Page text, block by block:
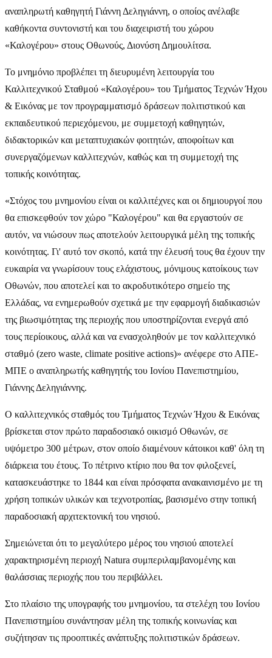
αναπληρωτή καθηγητή Γιάννη Δεληγιάννη, ο οποίος ανέλαβε
καθήκοντα συντονιστή και του διαχειριστή του χώρου
«Καλογέρου» στους Οθωνούς, Διονύση Δημουλίτσα.
Το μνημόνιο προβλέπει τη διευρυμένη λειτουργία του
Καλλιτεχνικού Σταθμού «Καλογέρου» του Τμήματος Τεχνών Ήχου
& Εικόνας με τον προγραμματισμό δράσεων πολιτιστικού και
εκπαιδευτικού περιεχόμενου, με συμμετοχή καθηγητών,
διδακτορικών και μεταπτυχιακών φοιτητών, αποφοίτων και
συνεργαζόμενων καλλιτεχνών, καθώς και τη συμμετοχή της
τοπικής κοινότητας.
«Στόχος του μνημονίου είναι οι καλλιτέχνες και οι δημιουργοί που
θα επισκεφθούν τον χώρο "Καλογέρου" και θα εργαστούν σε
αυτόν, να νιώσουν πως αποτελούν λειτουργικά μέλη της τοπικής
κοινότητας. Γι' αυτό τον σκοπό, κατά την έλευσή τους θα έχουν την
ευκαιρία να γνωρίσουν τους ελάχιστους, μόνιμους κατοίκους των
Οθωνών, που αποτελεί και το ακροδυτικότερο σημείο της
Ελλάδας, να ενημερωθούν σχετικά με την εφαρμογή διαδικασιών
της βιωσιμότητας της περιοχής που υποστηρίζονται ενεργά από
τους περίοικους, αλλά και να ενασχοληθούν με τον καλλιτεχνικό
σταθμό (zero waste, climate positive actions)» ανέφερε στο ΑΠΕ-
ΜΠΕ ο αναπληρωτής καθηγητής του Ιονίου Πανεπιστημίου,
Γιάννης Δεληγιάννης.
Ο καλλιτεχνικός σταθμός του Τμήματος Τεχνών Ήχου & Εικόνας
βρίσκεται στον πρώτο παραδοσιακό οικισμό Οθωνών, σε
υψόμετρο 300 μέτρων, στον οποίο διαμένουν κάτοικοι καθ' όλη τη
διάρκεια του έτους. Το πέτρινο κτίριο που θα τον φιλοξενεί,
κατασκευάστηκε το 1844 και είναι πρόσφατα ανακαινισμένο με τη
χρήση τοπικών υλικών και τεχνοτροπίας, βασισμένο στην τοπική
παραδοσιακή αρχιτεκτονική του νησιού.
Σημειώνεται ότι το μεγαλύτερο μέρος του νησιού αποτελεί
χαρακτηρισμένη περιοχή Natura συμπεριλαμβανομένης και
θαλάσσιας περιοχής που του περιβάλλει.
Στο πλαίσιο της υπογραφής του μνημονίου, τα στελέχη του Ιονίου
Πανεπιστημίου συνάντησαν μέλη της τοπικής κοινωνίας και
συζήτησαν τις προοπτικές ανάπτυξης πολιτιστικών δράσεων.